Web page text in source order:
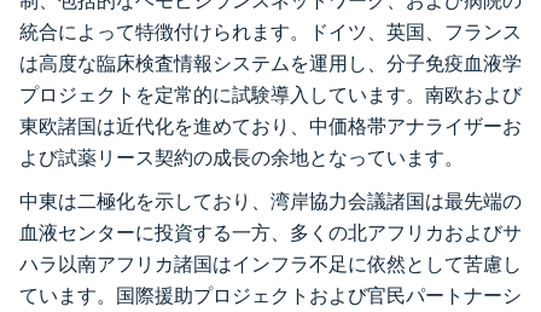
統合によって特徴付けられます。ドイツ、英国、フランス
は高度な臨床検査情報システムを運用し、分子免疫血液学
プロジェクトを定常的に試験導入しています。南欧および
東欧諸国は近代化を進めており、中価格帯アナライザーお
よび試薬リース契約の成長の余地となっています。
中東は二極化を示しており、湾岸協力会議諸国は最先端の
血液センターに投資する一方、多くの北アフリカおよびサ
ハラ以南アフリカ諸国はインフラ不足に依然として苦慮し
ています。国際援助プロジェクトおよび官民パートナーシ